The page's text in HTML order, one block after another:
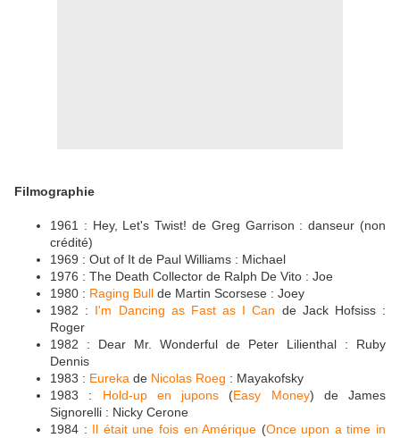
Filmographie
1961 : Hey, Let's Twist! de Greg Garrison : danseur (non
crédité)
1969 : Out of It de Paul Williams : Michael
1976 : The Death Collector de Ralph De Vito : Joe
1980 : Raging Bull de Martin Scorsese : Joey
1982 : I'm Dancing as Fast as I Can de Jack Hofsiss :
Roger
1982 : Dear Mr. Wonderful de Peter Lilienthal : Ruby
Dennis
1983 : Eureka de Nicolas Roeg : Mayakofsky
1983 : Hold-up en jupons (Easy Money) de James
Signorelli : Nicky Cerone
1984 : Il était une fois en Amérique (Once upon a time in